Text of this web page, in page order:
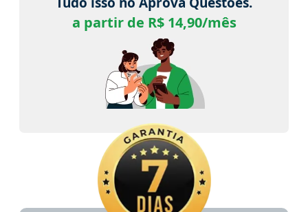
a partir de R$ 14,90/mês